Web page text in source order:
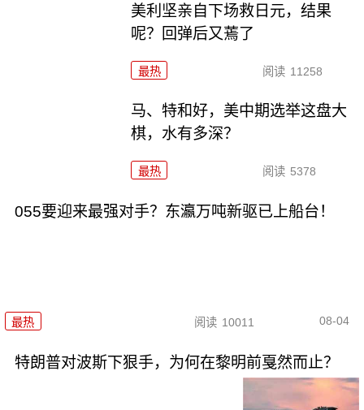
美利坚亲自下场救日元，结果
呢？回弹后又蔫了
最热 阅读 11258
马、特和好，美中期选举这盘大
棋，水有多深？
最热 阅读 5378
055要迎来最强对手？东瀛万吨新驱已上船台！
最热 阅读 10011 08-04
特朗普对波斯下狠手，为何在黎明前戛然而止？